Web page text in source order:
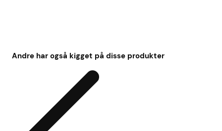
Andre har også kigget på disse produkter